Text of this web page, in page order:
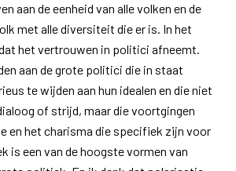
aan de eenheid van alle volken en de
met alle diversiteit die er is. In het
het vertrouwen in politici afneemt.
aan de grote politici die in staat
te wijden aan hun idealen en die niet
of strijd, maar die voortgingen
en het charisma die specifiek zijn voor
is een van de hoogste vormen van